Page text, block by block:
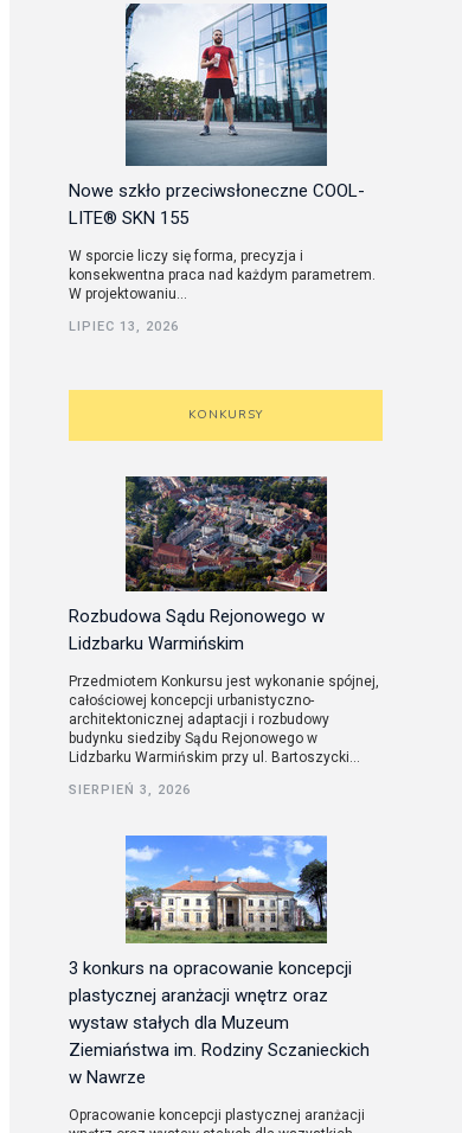
Nowe szkło przeciwsłoneczne COOL-
LITE® SKN 155
W sporcie liczy się forma, precyzja i
konsekwentna praca nad każdym parametrem.
W projektowaniu...
LIPIEC 13, 2026
KONKURSY
Rozbudowa Sądu Rejonowego w
Lidzbarku Warmińskim
Przedmiotem Konkursu jest wykonanie spójnej,
całościowej koncepcji urbanistyczno-
architektonicznej adaptacji i rozbudowy
budynku siedziby Sądu Rejonowego w
Lidzbarku Warmińskim przy ul. Bartoszycki...
SIERPIEŃ 3, 2026
3 konkurs na opracowanie koncepcji
plastycznej aranżacji wnętrz oraz
wystaw stałych dla Muzeum
Ziemiaństwa im. Rodziny Sczanieckich
w Nawrze
Opracowanie koncepcji plastycznej aranżacji